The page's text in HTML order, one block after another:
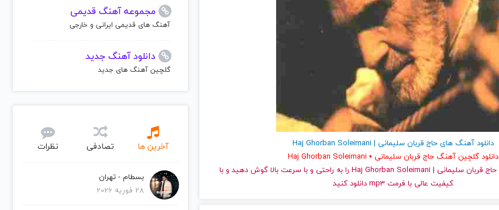
دانلود آهنگ های حاج قربان سلیمانی | Haj Ghorban Soleimani
دانلود گلچین آهنگ حاج قربان سلیمانی • Haj Ghorban Soleimani
و قدیمی حاج قربان سلیمانی | Haj Ghorban Soleimani را به راحتی و با سرعت بالا گوش دهید و با
کیفیت عالی با فرمت mp3 دانلود کنید
مجموعه آهنگ قدیمی
آهنگ های قدیمی ایرانی و خارجی
دانلود آهنگ جدید
گلچین آهنگ های جدید
آخرین ها تصادفی نظرات
بسطام - تهران
28 فوریه 2026